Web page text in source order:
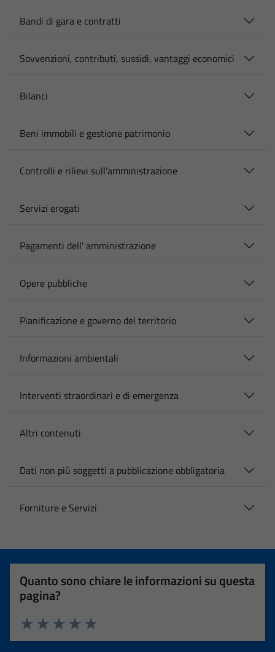
Bandi di gara e contratti
Sovvenzioni, contributi, sussidi, vantaggi economici
Bilanci
Beni immobili e gestione patrimonio
Controlli e rilievi sull'amministrazione
Servizi erogati
Pagamenti dell' amministrazione
Opere pubbliche
Pianificazione e governo del territorio
Informazioni ambientali
Interventi straordinari e di emergenza
Altri contenuti
Dati non più soggetti a pubblicazione obbligatoria
Forniture e Servizi
Quanto sono chiare le informazioni su questa
pagina?
Valuta 5 stelle su 5
Valuta 4 stelle su 5
Valuta 3 stelle su 5
Valuta 2 stelle su 5
Valuta 1 stelle su 5